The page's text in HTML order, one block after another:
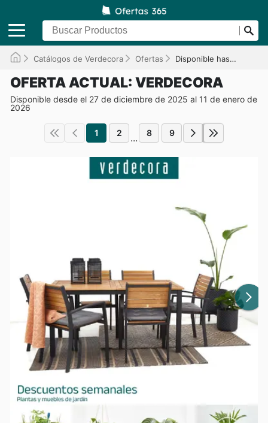
Catálogos de Verdecora Ofertas Disponible hasta el 11/01/2026
OFERTA ACTUAL: VERDECORA
Disponible desde el 27 de diciembre de 2025 al 11 de enero de
2026
1 2 ... 8 9